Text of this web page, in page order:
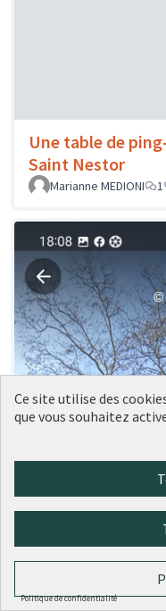
Une table de
Saint Nestor
Marianne MEDIONI
1
Ce site utilise des
que vous souhaitez
Politique de confidentialité